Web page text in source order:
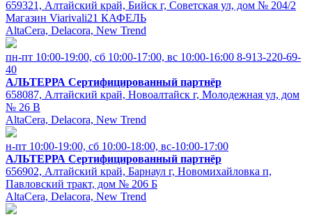
659321, Алтайский край, Бийск г, Советская ул, дом № 204/2
Магазин Viarivali21 КАФЕЛЬ
AltaCera, Delacora, New Trend
пн-пт 10:00-19:00, cб 10:00-17:00, вс 10:00-16:00 8-913-220-69-
40
АЛЬТЕРРА Сертифицированный партнёр
658087, Алтайский край, Новоалтайск г, Молодежная ул, дом
№ 26 В
AltaCera, Delacora, New Trend
н-пт 10:00-19:00, сб 10:00-18:00, вс-10:00-17:00
АЛЬТЕРРА Сертифицированный партнёр
656902, Алтайский край, Барнаул г, Новомихайловка п,
Павловский тракт, дом № 206 Б
AltaCera, Delacora, New Trend